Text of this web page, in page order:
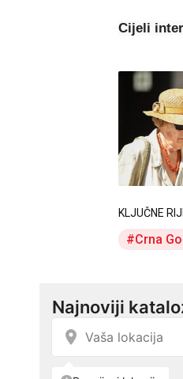
Cijeli
KLJUČNE
Crna